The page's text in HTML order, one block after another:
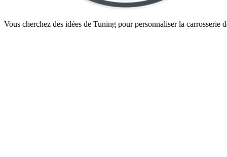
Vous cherchez des idées de Tuning pour personnaliser la carrosserie